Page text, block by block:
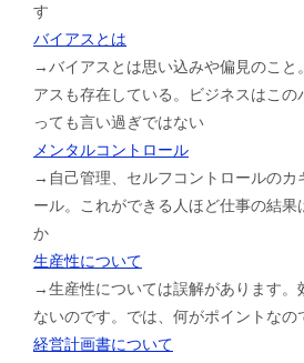
す
バイアスとは
→バイアスとは思い込みや偏見のこと
アスも存在している。ビジネスはこの
っても言い過ぎではない
メンタルコントロール
→自己管理、セルフコントロールのカ
ール。これができる人ほど仕事の結
か
生産性について
→生産性については誤解があります。
ないのです。では、何がポイントなの
経営計画書について